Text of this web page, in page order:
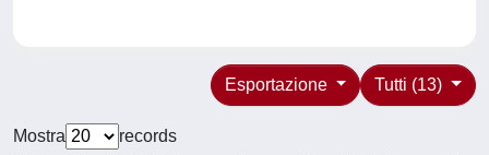
Tutti (13)
Esportazione
Mostra
records